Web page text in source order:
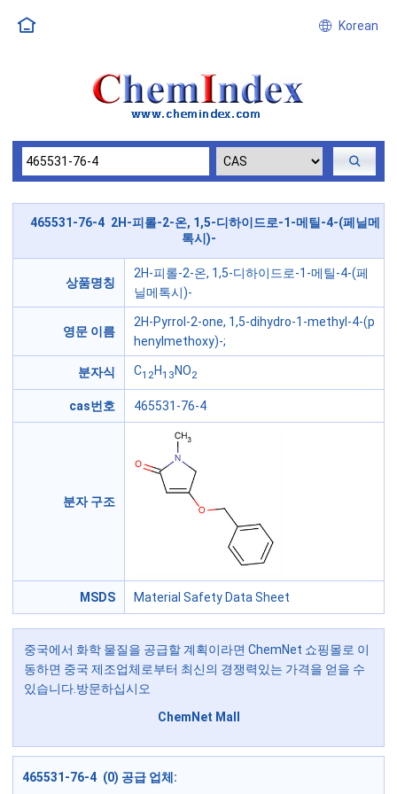
Korean
465531-76-4 2H-피롤-2-온, 1,5-디하이드로-1-메틸-4-(페닐메
톡시)-
상품명칭
2H-피롤-2-온, 1,5-디하이드로-1-메틸-4-(페
닐메톡시)-
영문 이름
2H-Pyrrol-2-one, 1,5-dihydro-1-methyl-4-(p
henylmethoxy)-;
분자식 C12H13 NO2
cas번호 465531-76-4
분자 구조
MSDS Material Safety Data Sheet
중국에서 화학 물질을 공급할 계획이라면 ChemNet 쇼핑몰로 이
동하면 중국 제조업체로부터 최신의 경쟁력있는 가격을 얻을 수
있습니다.방문하십시오
ChemNet Mall
465531-76-4 (0) 공급 업체: